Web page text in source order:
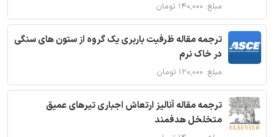
مبلغ: ۱۴۰,۰۰۰ تومان
ترجمه مقاله ظرفیت باربری یک گروه از ستون های سنگی
در خاک نرم
مبلغ: ۱۲۰,۰۰۰ تومان
ترجمه مقاله آنالیز ارتعاش اجباری تیرهای عمیق
متخلخل هدفمند